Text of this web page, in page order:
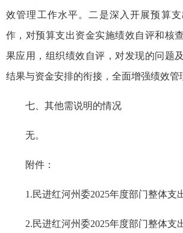
效管理工作水平。二是深入开展预算
作，对预算支出资金实施绩效自评和核
果应用，组织绩效自评，对发现的问题
结果与资金安排的衔接，全面增强绩效管
七、其他需说明的情况
无。
附件：
1.民进红河州委2025年度部门整体支
2.民进红河州委2025年度部门整体支